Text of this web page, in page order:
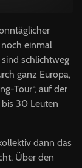
einmal
schlichtweg
ganz Europa,
Tour“, auf der
30 Leuten
dann das
Über den